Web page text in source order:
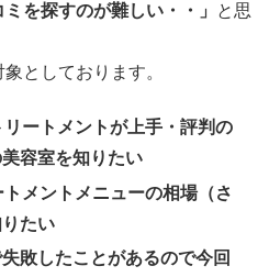
を探すのが難しい・・」
と思
としております。
ートメントが上手・評判の
容室を知りたい
メントメニューの相場（さ
たい
敗したことがあるので今回